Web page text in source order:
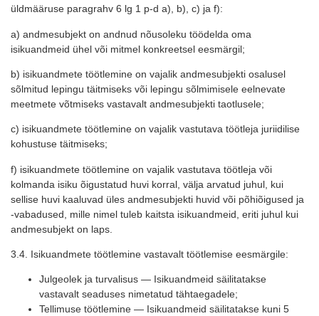
üldmääruse paragrahv 6 lg 1 p-d a), b), c) ja f):
a) andmesubjekt on andnud nõusoleku töödelda oma
isikuandmeid ühel või mitmel konkreetsel eesmärgil;
b) isikuandmete töötlemine on vajalik andmesubjekti osalusel
sõlmitud lepingu täitmiseks või lepingu sõlmimisele eelnevate
meetmete võtmiseks vastavalt andmesubjekti taotlusele;
c) isikuandmete töötlemine on vajalik vastutava töötleja juriidilise
kohustuse täitmiseks;
f) isikuandmete töötlemine on vajalik vastutava töötleja või
kolmanda isiku õigustatud huvi korral, välja arvatud juhul, kui
sellise huvi kaaluvad üles andmesubjekti huvid või põhiõigused ja
-vabadused, mille nimel tuleb kaitsta isikuandmeid, eriti juhul kui
andmesubjekt on laps.
3.4. Isikuandmete töötlemine vastavalt töötlemise eesmärgile:
Julgeolek ja turvalisus — Isikuandmeid säilitatakse
vastavalt seaduses nimetatud tähtaegadele;
Tellimuse töötlemine — Isikuandmeid säilitatakse kuni 5